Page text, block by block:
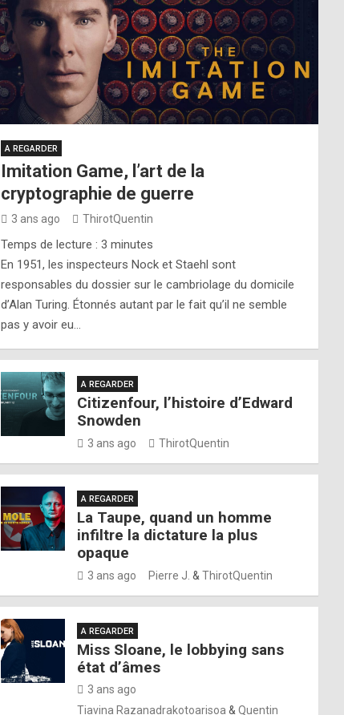
A REGARDER
Imitation Game, l’art de la
cryptographie de guerre
3 ans ago ThirotQuentin
Temps de lecture :3 minutes
En 1951, les inspecteurs Nock et Staehl sont
responsables du dossier sur le cambriolage du domicile
d’Alan Turing. Étonnés autant par le fait qu’il ne semble
pas y avoir eu…
A REGARDER
Citizenfour, l’histoire d’Edward
Snowden
3 ans ago ThirotQuentin
A REGARDER
La Taupe, quand un homme
infiltre la dictature la plus
opaque
3 ans ago Pierre J. &ThirotQuentin
A REGARDER
Miss Sloane, le lobbying sans
état d’âmes
3 ans ago
Tiavina Razanadrakotoarisoa &Quentin